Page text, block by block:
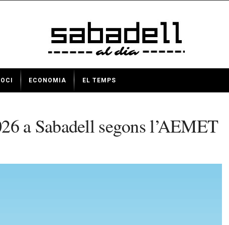
OCI ECONOMIA EL TEMPS
a Sabadell segons l’AEMET